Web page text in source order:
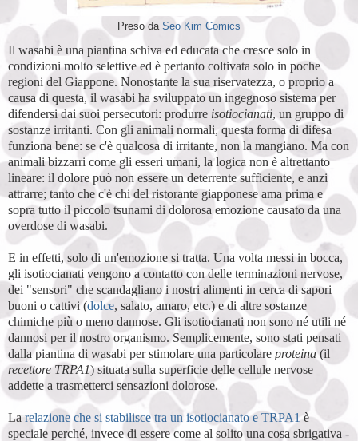
Preso da Seo Kim Comics
Il wasabi è una piantina schiva ed educata che cresce solo in
condizioni molto selettive ed è pertanto coltivata solo in poche
regioni del Giappone. Nonostante la sua riservatezza, o proprio a
causa di questa, il wasabi ha sviluppato un ingegnoso sistema per
difendersi dai suoi persecutori: produrre isotiocianati, un gruppo di
sostanze irritanti. Con gli animali normali, questa forma di difesa
funziona bene: se c'è qualcosa di irritante, non la mangiano. Ma con
animali bizzarri come gli esseri umani, la logica non è altrettanto
lineare: il dolore può non essere un deterrente sufficiente, e anzi
attrarre; tanto che c'è chi del ristorante giapponese ama prima e
sopra tutto il piccolo tsunami di dolorosa emozione causato da una
overdose di wasabi.
E in effetti, solo di un'emozione si tratta. Una volta messi in bocca,
gli isotiocianati vengono a contatto con delle terminazioni nervose,
dei "sensori" che scandagliano i nostri alimenti in cerca di sapori
buoni o cattivi (dolce, salato, amaro, etc.) e di altre sostanze
chimiche più o meno dannose. Gli isotiocianati non sono né utili né
dannosi per il nostro organismo. Semplicemente, sono stati pensati
dalla piantina di wasabi per stimolare una particolare proteina(il
recettore TRPA1) situata sulla superficie delle cellule nervose
addette a trasmetterci sensazioni dolorose.
Larelazione che si stabilisce tra un isotiocianato e TRPA1è
speciale perché, invece di essere come al solito una cosa sbrigativa -